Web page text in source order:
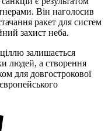
Він наголосив
ракет для систем
захист неба.
залишається
людей, а створення
для довгострокової